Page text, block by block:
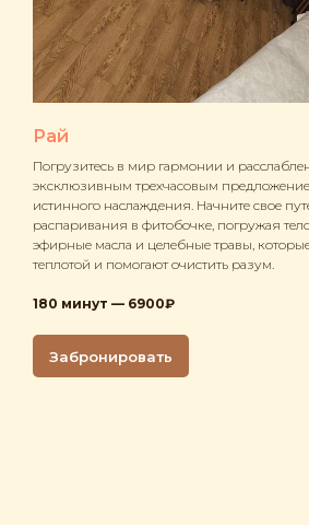
Рай
Погрузитесь в мир гармонии и
эксклюзивным трехчасовым
истинного наслаждения. Начните свое
распаривания в фитобочке, погружая
эфирные масла и целебные травы,
теплотой и помогают очистить разум.
180 минут — 6900₽
Забронировать